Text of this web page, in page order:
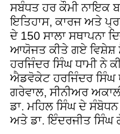
ਸਬੰਧਤ ਹਰ ਕੌਮੀ ਨਾਇਕ
ਇਤਿਹਾਸ, ਕਾਰਜ ਅਤੇ
ਦੇ 150 ਸਾਲਾ ਸਥਾਪਨਾ
ਆਯੋਜਤ ਕੀਤੇ ਗਏ ਵਿਸ਼ੇਸ਼
ਹਰਜਿੰਦਰ ਸਿੰਘ ਧਾਮੀ ਨੇ
ਐਡਵੋਕੇਟ ਹਰਜਿੰਦਰ ਸਿੰਘ
ਗਰੇਵਾਲ, ਸੀਨੀਅਰ
ਡਾ. ਮਹਿਲ ਸਿੰਘ ਦੇ
ਅਤੇ ਡਾ. ਇੰਦਰਜੀਤ